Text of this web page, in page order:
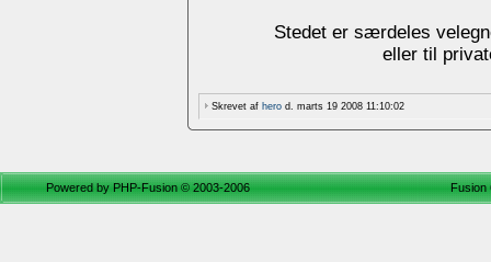
Stedet er særdeles
eller til
Skrevet af hero d. marts 19 2008 11:10:02
Powered byPHP-Fusion© 2003-2006 Fusion